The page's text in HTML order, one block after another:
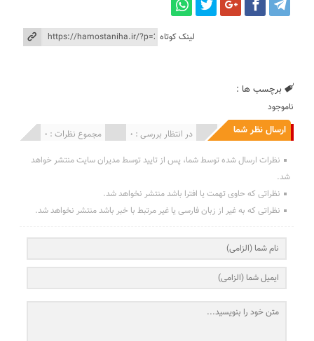
لینک کوتاه
برچسب ها :
ناموجود
ارسال نظر شما مجموع نظرات : 0 در انتظار بررسی : 0 انتشار یافته : 0
نظرات ارسال شده توسط شما، پس از تایید توسط مدیران سایت منتشر خواهد
شد.
نظراتی که حاوی تهمت یا افترا باشد منتشر نخواهد شد.
نظراتی که به غیر از زبان فارسی یا غیر مرتبط با خبر باشد منتشر نخواهد شد.